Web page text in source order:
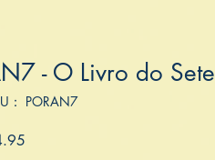
- O Livro do Sete
： PORAN7